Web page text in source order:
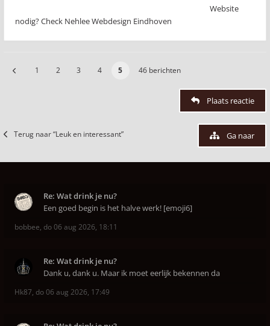
Website
nodig? Check Nehlee Webdesign Eindhoven
1 2 3 4 5 46 berichten
Plaats reactie
Terug naar “Leuk en interessant” Ga naar
Re: Wat drink je nu?
Een goed begin is het halve werk! [emoji6]
bobbee, do 06 aug 2026, 18:11
Re: Wat drink je nu?
Dank u, dank u. Maar ik moet eerlijk bekennen da
Hk87, do 06 aug 2026, 17:49